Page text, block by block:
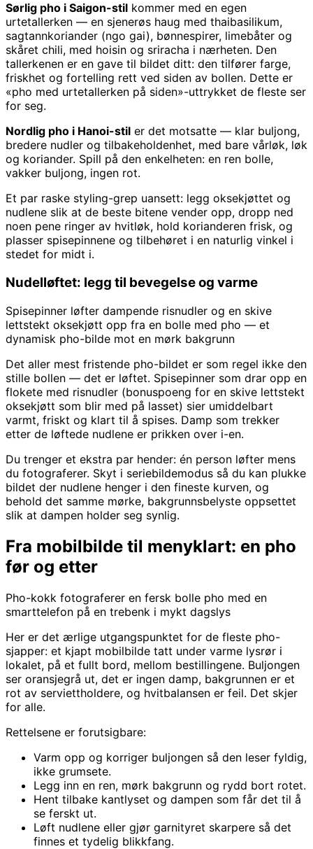
Sørlig pho i Saigon-stil kommer med en egen
urtetallerken — en sjenerøs haug med thaibasilikum,
sagtannkoriander (ngo gai), bønnespirer, limebåter og
skåret chili, med hoisin og sriracha i nærheten. Den
tallerkenen er en gave til bildet ditt: den tilfører farge,
friskhet og fortelling rett ved siden av bollen. Dette er
«pho med urtetallerken på siden»-uttrykket de fleste ser
for seg.
Nordlig pho i Hanoi-stil er det motsatte — klar buljong,
bredere nudler og tilbakeholdenhet, med bare vårløk, løk
og koriander. Spill på den enkelheten: en ren bolle,
vakker buljong, ingen rot.
Et par raske styling-grep uansett: legg oksekjøttet og
nudlene slik at de beste bitene vender opp, dropp ned
noen pene ringer av hvitløk, hold korianderen frisk, og
plasser spisepinnene og tilbehøret i en naturlig vinkel i
stedet for midt i.
Nudelløftet: legg til bevegelse og varme
Spisepinner løfter dampende risnudler og en skive
lettstekt oksekjøtt opp fra en bolle med pho — et
dynamisk pho-bilde mot en mørk bakgrunn
Det aller mest fristende pho-bildet er som regel ikke den
stille bollen — det er løftet. Spisepinner som drar opp en
flokete med risnudler (bonuspoeng for en skive lettstekt
oksekjøtt som blir med på lasset) sier umiddelbart
varmt, friskt og klart til å spises. Damp som trekker
etter de løftede nudlene er prikken over i-en.
Du trenger et ekstra par hender: én person løfter mens
du fotograferer. Skyt i seriebildemodus så du kan plukke
bildet der nudlene henger i den fineste kurven, og
behold det samme mørke, bakgrunnsbelyste oppsettet
slik at dampen holder seg synlig.
Fra mobilbilde til menyklart: en pho
før og etter
Pho-kokk fotograferer en fersk bolle pho med en
smarttelefon på en trebenk i mykt dagslys
Her er det ærlige utgangspunktet for de fleste pho-
sjapper: et kjapt mobilbilde tatt under varme lysrør i
lokalet, på et fullt bord, mellom bestillingene. Buljongen
ser oransjegrå ut, det er ingen damp, bakgrunnen er et
rot av serviettholdere, og hvitbalansen er feil. Det skjer
for alle.
Rettelsene er forutsigbare:
Varm opp og korriger buljongen så den leser fyldig,
ikke grumsete.
Legg inn en ren, mørk bakgrunn og rydd bort rotet.
Hent tilbake kantlyset og dampen som får det til å
se ferskt ut.
Løft nudlene eller gjør garnityret skarpere så det
finnes et tydelig blikkfang.